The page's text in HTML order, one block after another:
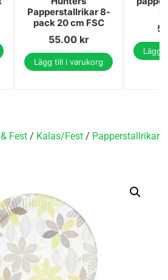
Papperstallrikar 8-
pack 20 cm FSC
55.00 kr
Lägg till i varukorg
Lägg
Fest / Kalas/Fest / Papperstallrikar/